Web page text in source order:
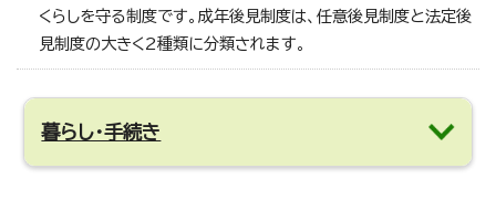
くらしを守る制度です。成年後見制度は、任意後見制度と法定後
見制度の大きく2種類に分類されます。
暮らし・手続き